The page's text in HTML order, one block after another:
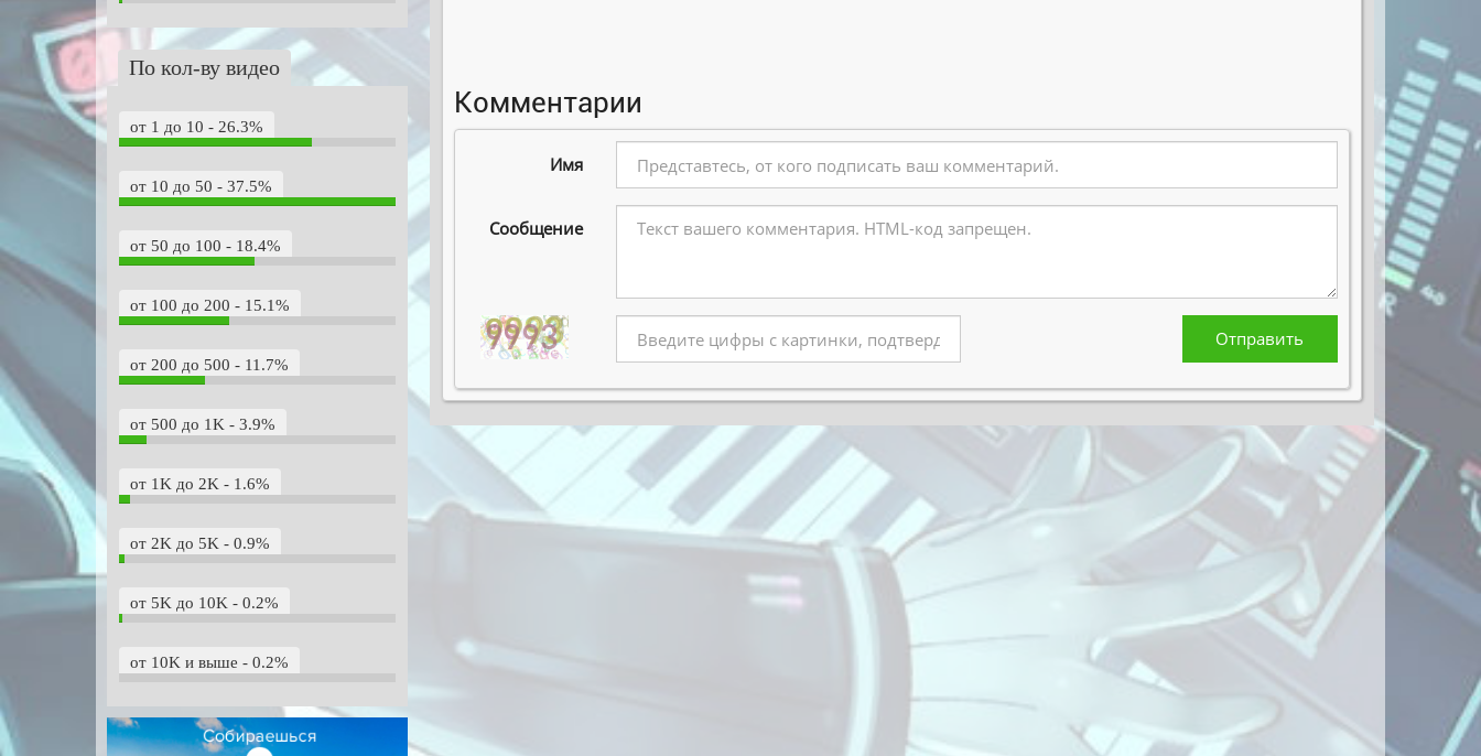
По кол-ву видео
от 1 до 10 - 26.3%
от 10 до 50 - 37.5%
от 50 до 100 - 18.4%
от 100 до 200 - 15.1%
от 200 до 500 - 11.7%
от 500 до 1K - 3.9%
от 1K до 2K - 1.6%
от 2K до 5K - 0.9%
от 5K до 10K - 0.2%
от 10K и выше - 0.2%
Комментарии
Имя
Сообщение
Отправить